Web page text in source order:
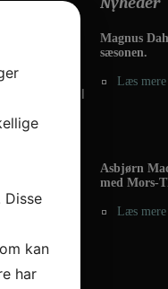
stigende
målet at
herfra skal
Magnus
sæsonen.
Læs mere
Asbjørn
med Mors-
Læs mere
kan
har